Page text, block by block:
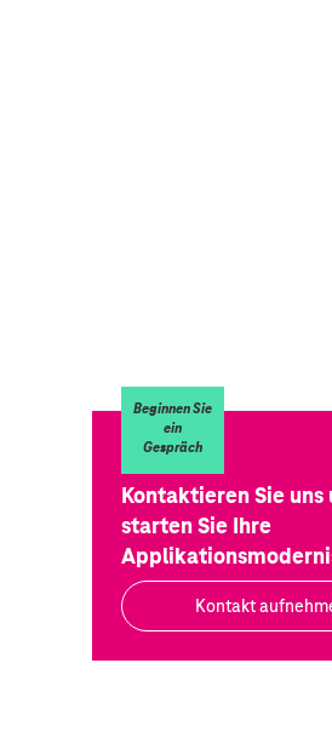
Beginnen Sie
ein
Gespräch
Kontaktieren Sie uns
starten Sie Ihre
Kontakt